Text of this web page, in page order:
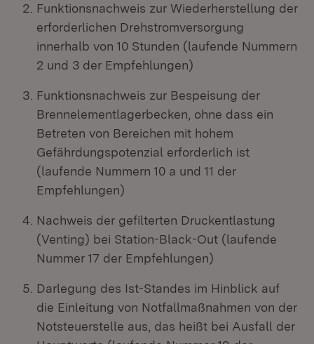
Funktionsnachweis zur Wiederherstellung der
erforderlichen Drehstromversorgung
innerhalb von 10 Stunden (laufende Nummern
2 und 3 der Empfehlungen)
Funktionsnachweis zur Bespeisung der
Brennelementlagerbecken, ohne dass ein
Betreten von Bereichen mit hohem
Gefährdungspotenzial erforderlich ist
(laufende Nummern 10 a und 11 der
Empfehlungen)
Nachweis der gefilterten Druckentlastung
(Venting) bei Station-Black-Out (laufende
Nummer 17 der Empfehlungen)
Darlegung des Ist-Standes im Hinblick auf
die Einleitung von Notfallmaßnahmen von der
Notsteuerstelle aus, das heißt bei Ausfall der